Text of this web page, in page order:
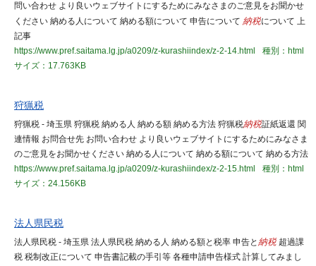
問い合わせ より良いウェブサイトにするためにみなさまのご意見をお聞かせ
ください 納める人について 納める額について 申告について 納税について 上
記事
https://www.pref.saitama.lg.jp/a0209/z-kurashiindex/z-2-14.html
種別：html
サイズ：17.763KB
狩猟税
狩猟税 - 埼玉県 狩猟税 納める人 納める額 納める方法 狩猟税納税証紙返還 関
連情報 お問合せ先 お問い合わせ より良いウェブサイトにするためにみなさま
のご意見をお聞かせください 納める人について 納める額について 納める方法
https://www.pref.saitama.lg.jp/a0209/z-kurashiindex/z-2-15.html
種別：html
サイズ：24.156KB
法人県民税
法人県民税 - 埼玉県 法人県民税 納める人 納める額と税率 申告と 納税 超過課
税 税制改正について 申告書記載の手引等 各種申請申告様式 計算してみまし